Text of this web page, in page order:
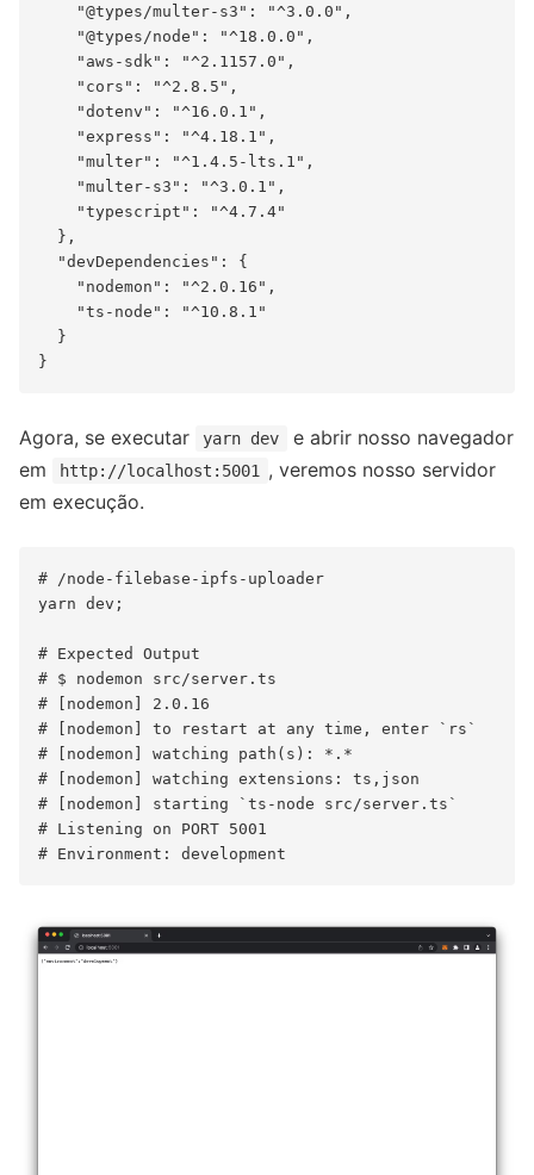
    "@types/multer-s3": "^3.0.0",
    "@types/node": "^18.0.0",
    "aws-sdk": "^2.1157.0",
    "cors": "^2.8.5",
    "dotenv": "^16.0.1",
    "express": "^4.18.1",
    "multer": "^1.4.5-lts.1",
    "multer-s3": "^3.0.1",
    "typescript": "^4.7.4"
  },
  "devDependencies": {
    "nodemon": "^2.0.16",
    "ts-node": "^10.8.1"
  }
Agora, se executar yarn dev
e abrir nosso navegador
em
http://localhost:5001
, veremos nosso servidor
em execução.
# /node-filebase-ipfs-uploader
yarn dev;
# Expected Output
# $ nodemon src/server.ts
# [nodemon] 2.0.16
# [nodemon] to restart at any time, enter `rs`
# [nodemon] watching path(s): *.*
# [nodemon] watching extensions: ts,json
# [nodemon] starting `ts-node src/server.ts`
# Listening on PORT 5001